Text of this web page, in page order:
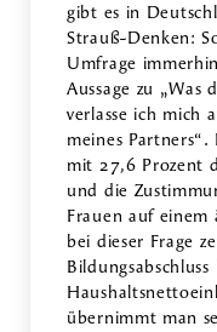
gibt es in
Strauß-Denken:
Umfrage
Aussage zu „Was
verlasse ich mich
meines
mit 27,6 Prozent
und die
Frauen auf einem
bei dieser Frage
Bildungsabschluss
übernimmt man